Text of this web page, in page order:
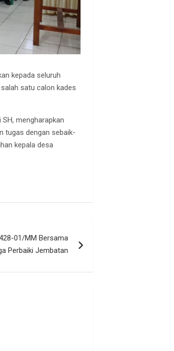
kepada seluruh
satu calon kades
mengharapkan
tugas dengan sebaik-
kepala desa
01/MM Bersama
Perbaiki Jembatan